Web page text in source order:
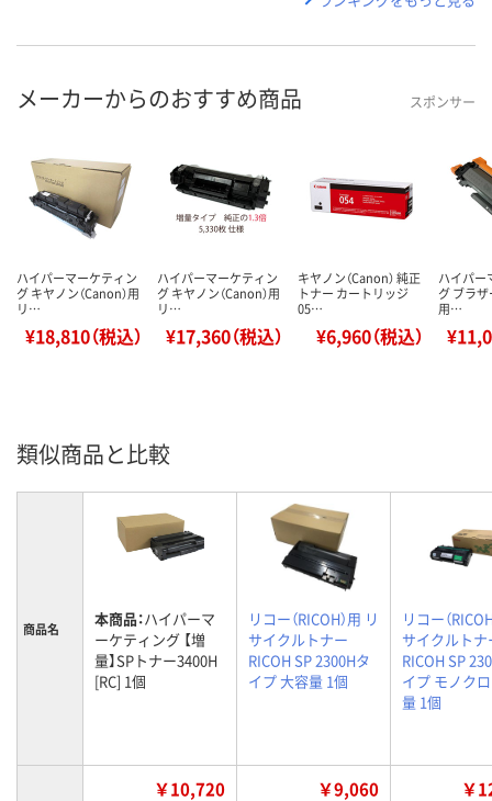
メーカーからのおすすめ商品 スポンサー
ハイパーマーケティン
グ キヤノン（Canon）用
リ…
¥18,810（税込）
ハイパーマーケティン
グ キヤノン（Canon）用
リ…
¥17,360（税込）
キヤノン（Canon） 純正
トナー カートリッジ
05…
¥6,960（税込）
ハイパー
グ ブラザ
用…
類似商品と比較
商品名 本商品：ハイパーマ
ーケティング 【増
量】SPトナー3400H
[RC] 1個
リコー（RICOH）用 リ
サイクルトナー
RICOH SP 2300Hタ
イプ 大容量 1個
リコー（
サイクルトナ
RICOH SP
イプ モノク
量 1個
￥10,720 ￥9,060 ￥